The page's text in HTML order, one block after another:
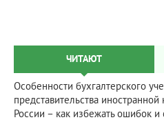
ЧИТАЮТ
Особенности бухгалтерского
представительства
России – как избежать ошибок и